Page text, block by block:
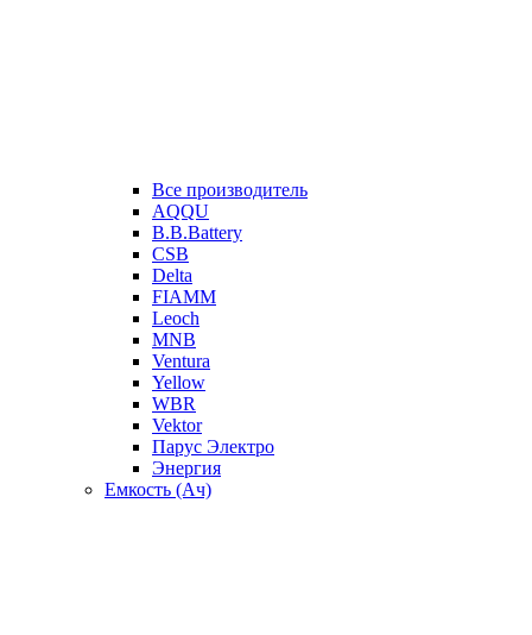
Все производитель
AQQU
B.B.Battery
CSB
Delta
FIAMM
Leoch
MNB
Ventura
Yellow
WBR
Vektor
Парус Электро
Энергия
Емкость (Ач)